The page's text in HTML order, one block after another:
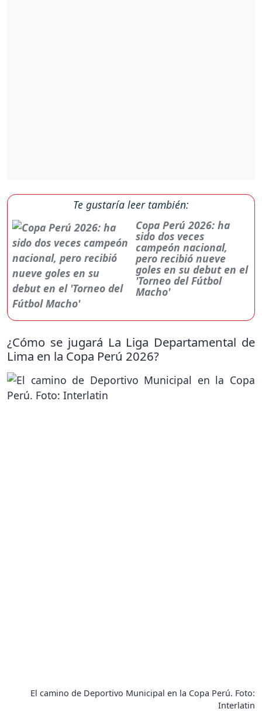
Te gustaría leer también:
Copa Perú 2026: ha
sido dos veces
campeón nacional,
pero recibió nueve
goles en su debut en el
'Torneo del Fútbol
Macho'
¿Cómo se jugará La Liga Departamental de
Lima en la Copa Perú 2026?
El camino de Deportivo Municipal en la Copa Perú. Foto:
Interlatin